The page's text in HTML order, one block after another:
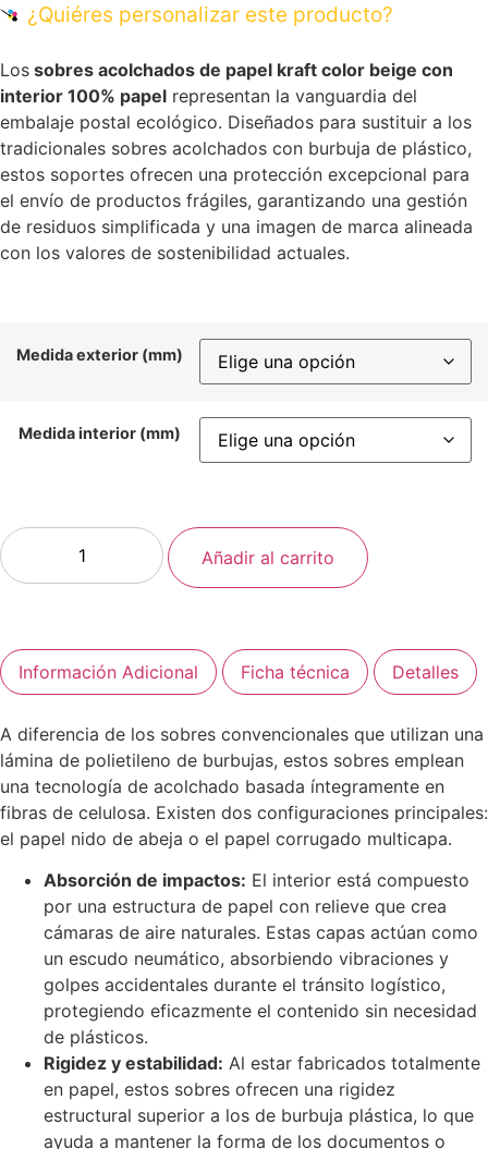
¿Quiéres personalizar este producto?
Los sobres acolchados de papel kraft color beige con
interior 100% papel representan la vanguardia del
embalaje postal ecológico. Diseñados para sustituir a los
tradicionales sobres acolchados con burbuja de plástico,
estos soportes ofrecen una protección excepcional para
el envío de productos frágiles, garantizando una gestión
de residuos simplificada y una imagen de marca alineada
con los valores de sostenibilidad actuales.
Medida exterior (mm)
Medida interior (mm)
Añadir al carrito
Información Adicional Ficha técnica Detalles
A diferencia de los sobres convencionales que utilizan una
lámina de polietileno de burbujas, estos sobres emplean
una tecnología de acolchado basada íntegramente en
fibras de celulosa. Existen dos configuraciones principales:
el papel nido de abeja o el papel corrugado multicapa.
Absorción de impactos: El interior está compuesto
por una estructura de papel con relieve que crea
cámaras de aire naturales. Estas capas actúan como
un escudo neumático, absorbiendo vibraciones y
golpes accidentales durante el tránsito logístico,
protegiendo eficazmente el contenido sin necesidad
de plásticos.
Rigidez y estabilidad: Al estar fabricados totalmente
en papel, estos sobres ofrecen una rigidez
estructural superior a los de burbuja plástica, lo que
ayuda a mantener la forma de los documentos o